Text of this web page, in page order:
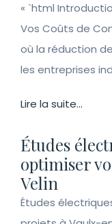
« `html
Vos Coûts de
où la réduction
les entreprises
Lire la suite...
Études
optimiser
Velin
Études